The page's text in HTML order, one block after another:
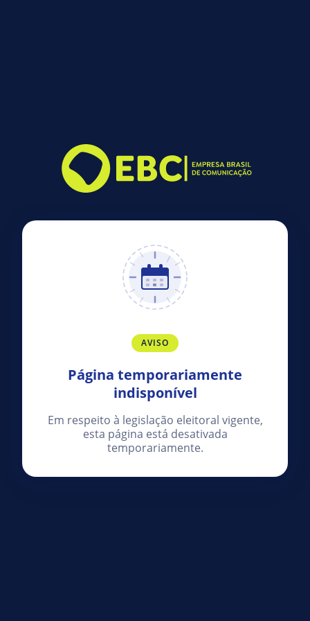
AVISO
Página temporariamente
indisponível
Em respeito à legislação eleitoral vigente,
esta página está desativada
temporariamente.